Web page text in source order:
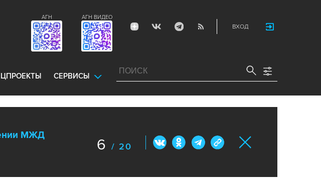
ВХОД
АГН ВИДЕО
АГН
СЕРВИСЫ
МЖД
6 / 20